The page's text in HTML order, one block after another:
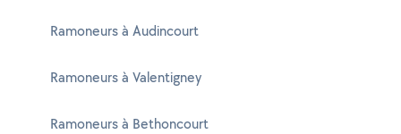
Ramoneurs à Audincourt
Ramoneurs à Valentigney
Ramoneurs à Bethoncourt